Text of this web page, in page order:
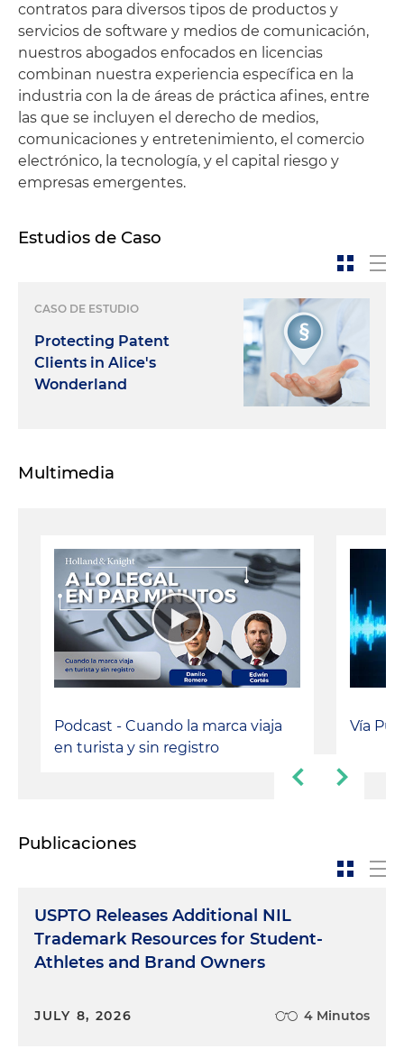
contratos para diversos tipos de productos y
servicios de software y medios de comunicación,
nuestros abogados enfocados en licencias
combinan nuestra experiencia específica en la
industria con la de áreas de práctica afines, entre
las que se incluyen el derecho de medios,
comunicaciones y entretenimiento, el comercio
electrónico, la tecnología, y el capital riesgo y
empresas emergentes.
Estudios de Caso
CASO DE ESTUDIO
Protecting Patent
Clients in Alice's
Wonderland
Multimedia
Podcast - Cuando la marca viaja
en turista y sin registro
Vía
Publicaciones
USPTO Releases Additional NIL
Trademark Resources for Student-
Athletes and Brand Owners
JULY 8, 2026 4 Minutos